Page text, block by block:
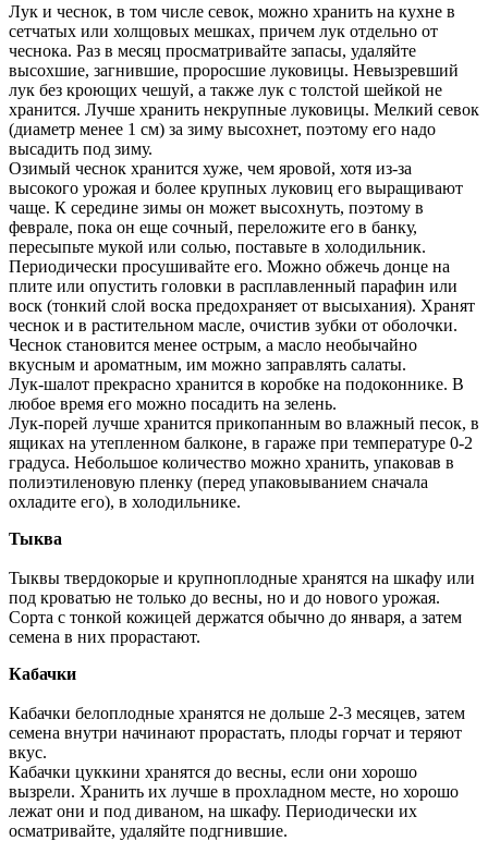
Лук и чеснок, в том числе севок, можно хранить на кухне в
сетчатых или холщовых мешках, причем лук отдельно от
чеснока. Раз в месяц просматривайте запасы, удаляйте
высохшие, загнившие, проросшие луковицы. Невызревший
лук без кроющих чешуй, а также лук с толстой шейкой не
хранится. Лучше хранить некрупные луковицы. Мелкий севок
(диаметр менее 1 см) за зиму высохнет, поэтому его надо
высадить под зиму.
Озимый чеснок хранится хуже, чем яровой, хотя из-за
высокого урожая и более крупных луковиц его выращивают
чаще. К середине зимы он может высохнуть, поэтому в
феврале, пока он еще сочный, переложите его в банку,
пересыпьте мукой или солью, поставьте в холодильник.
Периодически просушивайте его. Можно обжечь донце на
плите или опустить головки в расплавленный парафин или
воск (тонкий слой воска предохраняет от высыхания). Хранят
чеснок и в растительном масле, очистив зубки от оболочки.
Чеснок становится менее острым, а масло необычайно
вкусным и ароматным, им можно заправлять салаты.
Лук-шалот прекрасно хранится в коробке на подоконнике. В
любое время его можно посадить на зелень.
Лук-порей лучше хранится прикопанным во влажный песок, в
ящиках на утепленном балконе, в гараже при температуре 0-2
градуса. Небольшое количество можно хранить, упаковав в
полиэтиленовую пленку (перед упаковыванием сначала
охладите его), в холодильнике.
Тыква
Тыквы твердокорые и крупноплодные хранятся на шкафу или
под кроватью не только до весны, но и до нового урожая.
Сорта с тонкой кожицей держатся обычно до января, а затем
семена в них прорастают.
Кабачки
Кабачки белоплодные хранятся не дольше 2-3 месяцев, затем
семена внутри начинают прорастать, плоды горчат и теряют
вкус.
Кабачки цуккини хранятся до весны, если они хорошо
вызрели. Хранить их лучше в прохладном месте, но хорошо
лежат они и под диваном, на шкафу. Периодически их
осматривайте, удаляйте подгнившие.